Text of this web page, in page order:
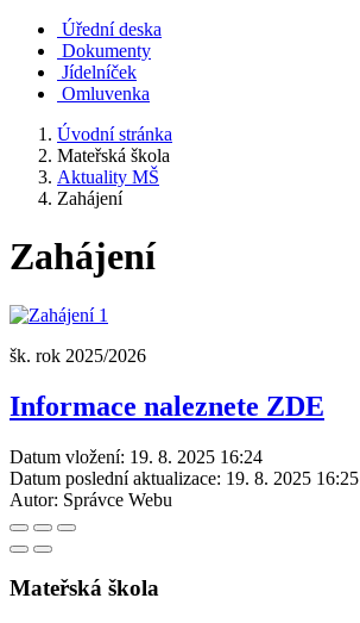
Úřední deska
Dokumenty
Jídelníček
Omluvenka
Úvodní stránka
Mateřská škola
Aktuality MŠ
Zahájení
Zahájení
šk. rok 2025/2026
Informace naleznete ZDE
Datum vložení: 19. 8. 2025 16:24
Datum poslední aktualizace: 19. 8. 2025 16:25
Autor: Správce Webu
Mateřská škola